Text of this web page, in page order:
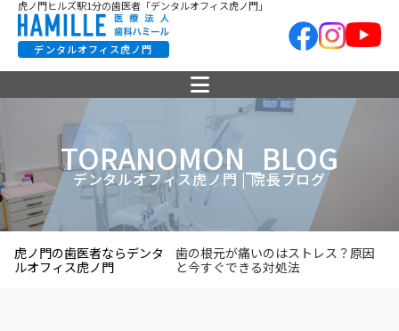
虎ノ門ヒルズ駅1分の歯医者「デンタルオフィス虎ノ門」
デンタルオフィス虎ノ門
TORANOMON_BLOG
デンタルオフィス虎ノ門 | 院長ブログ
虎ノ門の歯医者ならデンタ
ルオフィス虎ノ門
歯の根元が痛いのはストレス？原因
と今すぐできる対処法